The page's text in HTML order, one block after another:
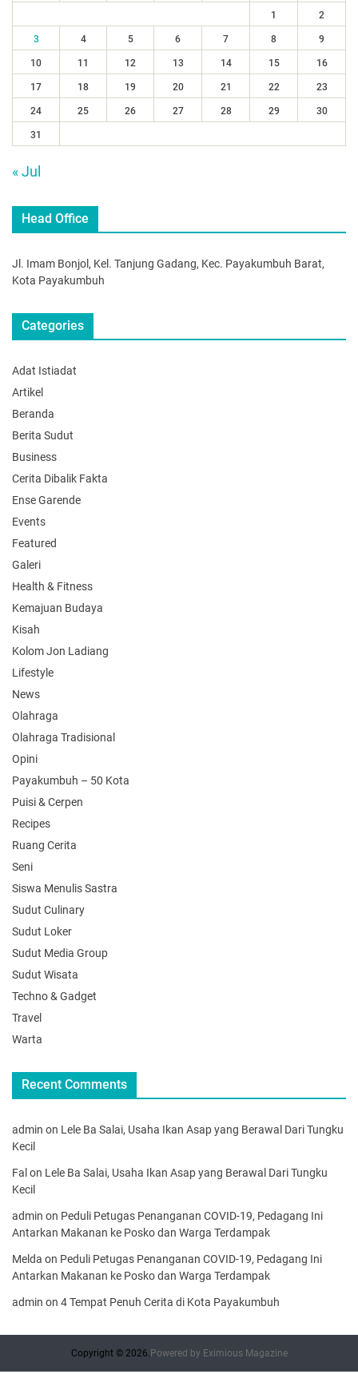
1 2
3 4 5 6 7 8 9
10 11 12 13 14 15 16
17 18 19 20 21 22 23
24 25 26 27 28 29 30
31
« Jul
Head Office
Jl. Imam Bonjol, Kel. Tanjung Gadang, Kec. Payakumbuh Barat,
Kota Payakumbuh
Categories
Adat Istiadat
Artikel
Beranda
Berita Sudut
Business
Cerita Dibalik Fakta
Ense Garende
Events
Featured
Galeri
Health & Fitness
Kemajuan Budaya
Kisah
Kolom Jon Ladiang
Lifestyle
News
Olahraga
Olahraga Tradisional
Opini
Payakumbuh – 50 Kota
Puisi & Cerpen
Recipes
Ruang Cerita
Seni
Siswa Menulis Sastra
Sudut Culinary
Sudut Loker
Sudut Media Group
Sudut Wisata
Techno & Gadget
Travel
Warta
Recent Comments
admin on Lele Ba Salai, Usaha Ikan Asap yang Berawal Dari Tungku
Kecil
Fal on Lele Ba Salai, Usaha Ikan Asap yang Berawal Dari Tungku
Kecil
admin on Peduli Petugas Penanganan COVID-19, Pedagang Ini
Antarkan Makanan ke Posko dan Warga Terdampak
Melda on Peduli Petugas Penanganan COVID-19, Pedagang Ini
Antarkan Makanan ke Posko dan Warga Terdampak
admin on 4 Tempat Penuh Cerita di Kota Payakumbuh
Copyright © 2026. Powered by Eximious Magazine